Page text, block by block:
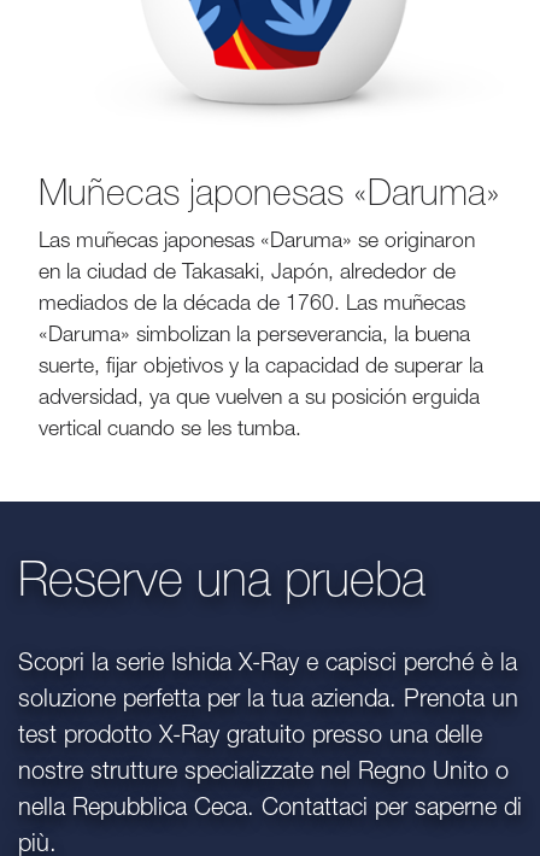
Muñecas japonesas «Daruma»
Las muñecas japonesas «Daruma» se originaron
en la ciudad de Takasaki, Japón, alrededor de
mediados de la década de 1760. Las muñecas
«Daruma» simbolizan la perseverancia, la buena
suerte, fijar objetivos y la capacidad de superar la
adversidad, ya que vuelven a su posición erguida
vertical cuando se les tumba.
Reserve una prueba
Scopri la serie Ishida X-Ray e capisci perché è la
soluzione perfetta per la tua azienda. Prenota un
test prodotto X-Ray gratuito presso una delle
nostre strutture specializzate nel Regno Unito o
nella Repubblica Ceca. Contattaci per saperne di
più.